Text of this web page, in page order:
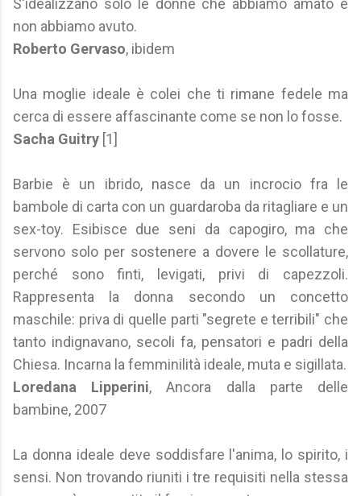
S'idealizzano solo le donne che abbiamo amato e
non abbiamo avuto.
Roberto Gervaso, ibidem
Una moglie ideale è colei che ti rimane fedele ma
cerca di essere affascinante come se non lo fosse.
Sacha Guitry [1]
Barbie è un ibrido, nasce da un incrocio fra le
bambole di carta con un guardaroba da ritagliare e un
sex-toy. Esibisce due seni da capogiro, ma che
servono solo per sostenere a dovere le scollature,
perché sono finti, levigati, privi di capezzoli.
Rappresenta la donna secondo un concetto
maschile: priva di quelle parti "segrete e terribili" che
tanto indignavano, secoli fa, pensatori e padri della
Chiesa. Incarna la femminilità ideale, muta e sigillata.
Loredana Lipperini, Ancora dalla parte delle
bambine, 2007
La donna ideale deve soddisfare l'anima, lo spirito, i
sensi. Non trovando riuniti i tre requisiti nella stessa